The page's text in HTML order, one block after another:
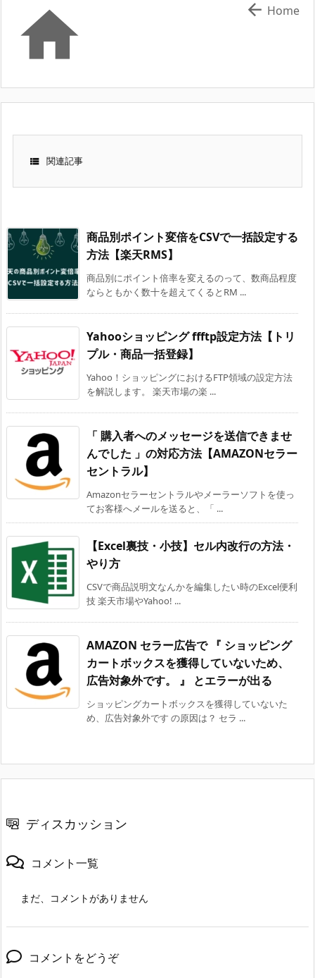
  Home
 関連記事
商品別ポイント変倍をCSVで一括設定する
方法【楽天RMS】
商品別にポイント倍率を変えるのって、数商品程度
ならともかく数十を超えてくるとRM ...
Yahooショッピング ffftp設定方法【トリ
プル・商品一括登録】
Yahoo！ショッピングにおけるFTP領域の設定方法
を解説します。 楽天市場の楽 ...
「 購入者へのメッセージを送信できませ
んでした 」の対応方法【AMAZONセラー
セントラル】
Amazonセラーセントラルやメーラーソフトを使っ
てお客様へメールを送ると、「 ...
【Excel裏技・小技】セル内改行の方法・
やり方
CSVで商品説明文なんかを編集したい時のExcel便利
技 楽天市場やYahoo! ...
AMAZON セラー広告で 『 ショッピング
カートボックスを獲得していないため、
広告対象外です。 』 とエラーが出る
ショッピングカートボックスを獲得していないた
め、広告対象外です の原因は？ セラ ...
ディスカッション
コメント一覧
まだ、コメントがありません
コメントをどうぞ